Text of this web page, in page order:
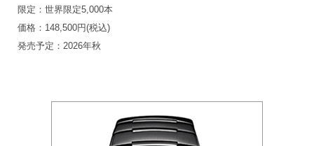
限定：世界限定5,000本
価格：148,500円(税込)
発売予定：2026年秋